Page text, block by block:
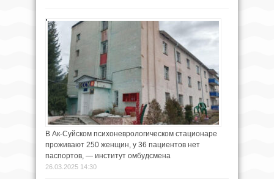
В Ак-Суйском психоневрологическом стационаре
проживают 250 женщин, у 36 пациентов нет
паспортов, — институт омбудсмена
26.03.2025 14:30